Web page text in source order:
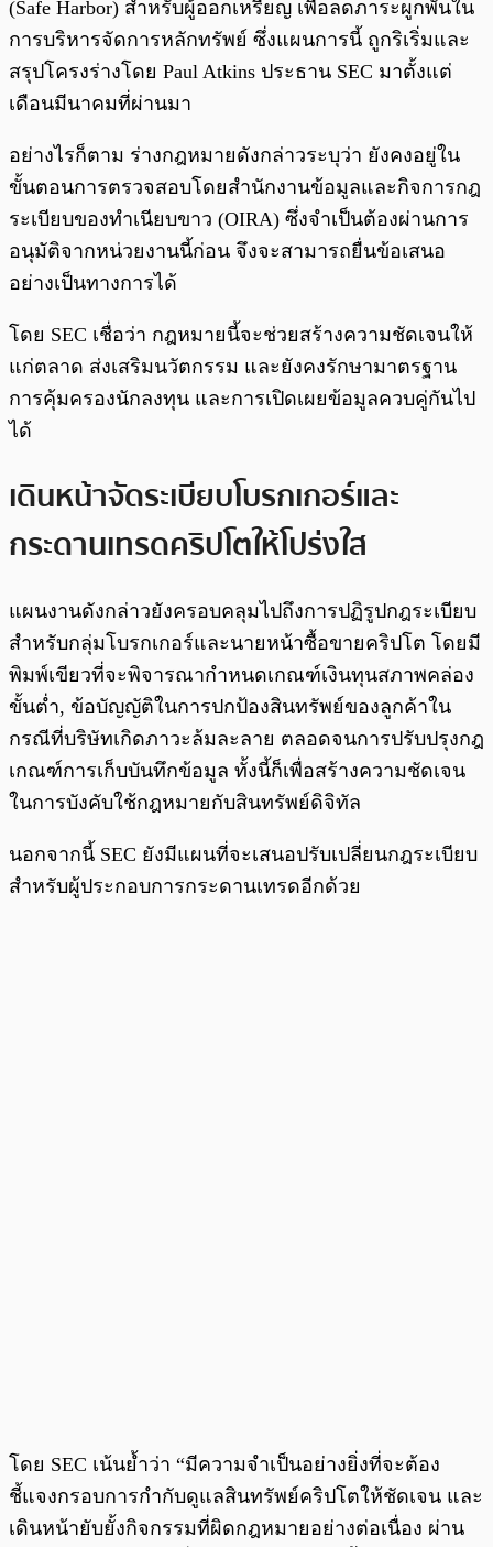
(Safe Harbor) สำหรับผู้ออกเหรียญ เพื่อลดภาระผูกพันใน
การบริหารจัดการหลักทรัพย์ ซึ่งแผนการนี้ ถูกริเริ่มและ
สรุปโครงร่างโดย Paul Atkins ประธาน SEC มาตั้งแต่
เดือนมีนาคมที่ผ่านมา
อย่างไรก็ตาม ร่างกฎหมายดังกล่าวระบุว่า ยังคงอยู่ใน
ขั้นตอนการตรวจสอบโดยสำนักงานข้อมูลและกิจการกฎ
ระเบียบของทำเนียบขาว (OIRA) ซึ่งจำเป็นต้องผ่านการ
อนุมัติจากหน่วยงานนี้ก่อน จึงจะสามารถยื่นข้อเสนอ
อย่างเป็นทางการได้
โดย SEC เชื่อว่า กฎหมายนี้จะช่วยสร้างความชัดเจนให้
แก่ตลาด ส่งเสริมนวัตกรรม และยังคงรักษามาตรฐาน
การคุ้มครองนักลงทุน และการเปิดเผยข้อมูลควบคู่กันไป
ได้
เดินหน้าจัดระเบียบโบรกเกอร์และ
กระดานเทรดคริปโตให้โปร่งใส
แผนงานดังกล่าวยังครอบคลุมไปถึงการปฏิรูปกฎระเบียบ
สำหรับกลุ่มโบรกเกอร์และนายหน้าซื้อขายคริปโต โดยมี
พิมพ์เขียวที่จะพิจารณากำหนดเกณฑ์เงินทุนสภาพคล่อง
ขั้นต่ำ, ข้อบัญญัติในการปกป้องสินทรัพย์ของลูกค้าใน
กรณีที่บริษัทเกิดภาวะล้มละลาย ตลอดจนการปรับปรุงกฎ
เกณฑ์การเก็บบันทึกข้อมูล ทั้งนี้ก็เพื่อสร้างความชัดเจน
ในการบังคับใช้กฎหมายกับสินทรัพย์ดิจิทัล
นอกจากนี้ SEC ยังมีแผนที่จะเสนอปรับเปลี่ยนกฎระเบียบ
สำหรับผู้ประกอบการกระดานเทรดอีกด้วย
โดย SEC เน้นย้ำว่า “มีความจำเป็นอย่างยิ่งที่จะต้อง
ชี้แจงกรอบการกำกับดูแลสินทรัพย์คริปโตให้ชัดเจน และ
เดินหน้ายับยั้งกิจกรรมที่ผิดกฎหมายอย่างต่อเนื่อง ผ่าน